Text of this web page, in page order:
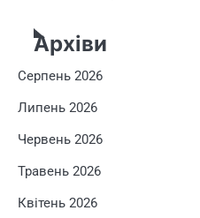
Архіви
Серпень 2026
Липень 2026
Червень 2026
Травень 2026
Квітень 2026